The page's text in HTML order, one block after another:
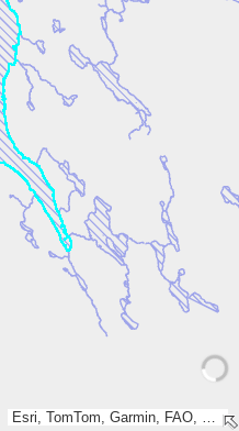
Esri, TomTom, Garmin, FAO, METI/NASA, USGS